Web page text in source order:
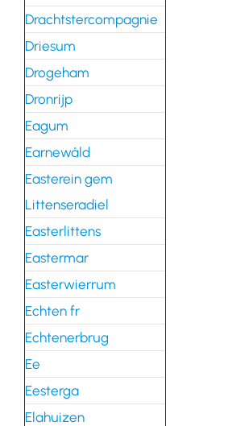
Drachtstercompagnie
Driesum
Drogeham
Dronrijp
Eagum
Earnewâld
Easterein gem
Littenseradiel
Easterlittens
Eastermar
Easterwierrum
Echten fr
Echtenerbrug
Ee
Eesterga
Elahuizen